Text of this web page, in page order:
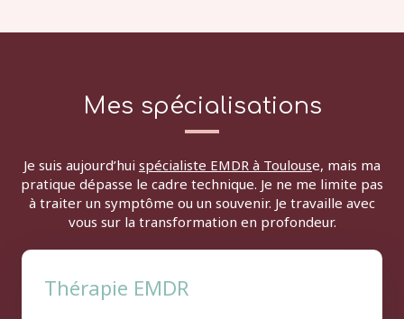
Mes spécialisations
Je suis aujourd’hui spécialiste EMDR à Toulouse, mais ma
pratique dépasse le cadre technique. Je ne me limite pas
à traiter un symptôme ou un souvenir. Je travaille avec
vous sur la transformation en profondeur.
Thérapie EMDR